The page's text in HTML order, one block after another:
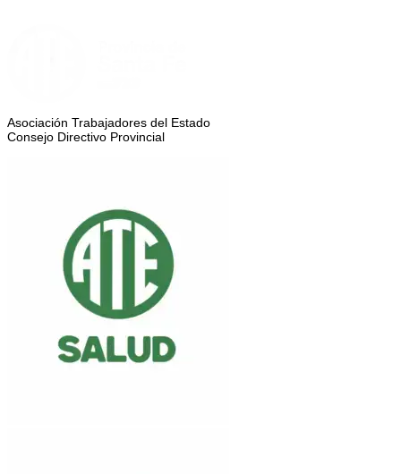
Asociación Trabajadores del Estado
Consejo Directivo Provincial